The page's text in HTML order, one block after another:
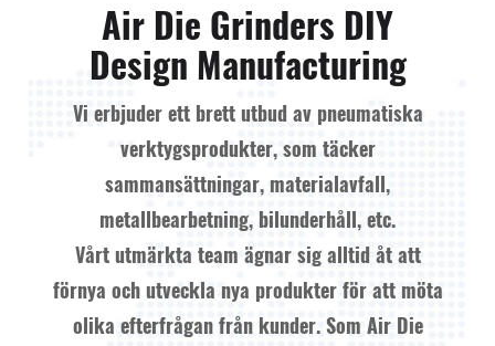
Air Die Grinders DIY
Design Manufacturing
Vi erbjuder ett brett utbud av pneumatiska
verktygsprodukter, som täcker
sammansättningar, materialavfall,
metallbearbetning, bilunderhåll, etc.
Vårt utmärkta team ägnar sig alltid åt att
förnya och utveckla nya produkter för att möta
olika efterfrågan från kunder. Som Air Die